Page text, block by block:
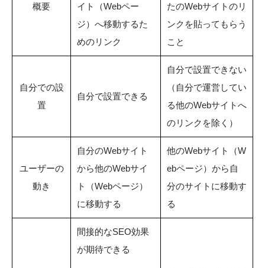
概要
イト（Webペー
ジ）へ移動するた
めのリンク
たのWebサイトのリ
ンクを貼ってもらう
こと
自分での設
置
自分で設置できる
自分で設置できない
（自分で運営してい
る他のWebサイトへ
のリンクを除く）
ユーザーの
動き
自分のWebサイト
から他のWebサイ
ト（Webページ）
に移動する
他のWebサイト（W
ebページ）から自
分のサイトに移動す
る
間接的なSEO効果
が期待できる